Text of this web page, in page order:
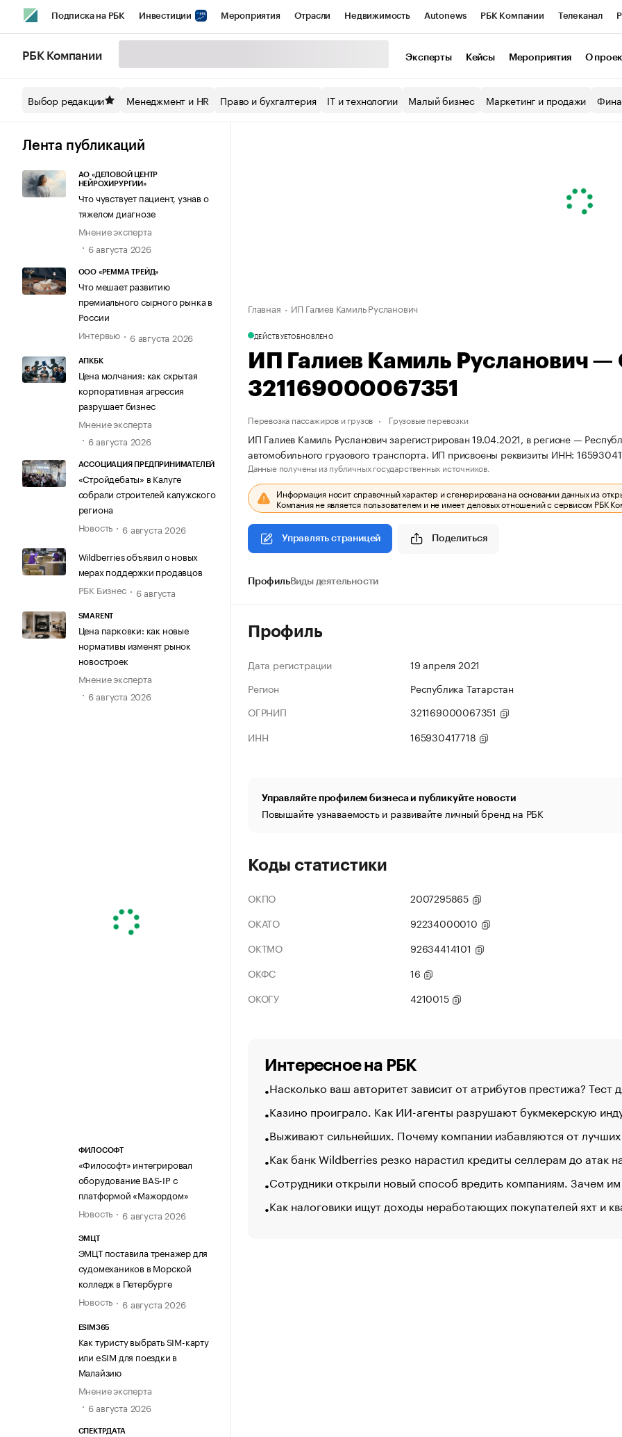
Подписка на РБК Инвестиции Мероприятия Отрасли Недвижимость Autonews РБК Компании Телеканал
Спецпроекты СПб Конференции СПб Спецпроекты Экономика Бизнес
Технологии и медиа
РБК Компании Эксперты Кейсы Мероприятия О
Выбор редакции Менеджмент и HR Право и бухгалтерия IT и технологии Малый бизнес Маркетинг и продажи
Лента публикаций
АО «ДЕЛОВОЙ ЦЕНТР
НЕЙРОХИРУРГИИ»
Что чувствует пациент, узнав о
тяжелом диагнозе
Мнение эксперта
6 августа 2026
ООО «РЕММА ТРЕЙД»
Что мешает развитию
премиального сырного рынка в
России
Интервью
6 августа 2026
АПКБК
Цена молчания: как скрытая
корпоративная агрессия
разрушает бизнес
Мнение эксперта
6 августа 2026
АССОЦИАЦИЯ ПРЕДПРИНИМАТЕЛЕЙ
«Стройдебаты» в Калуге
собрали строителей калужского
региона
Новость
6 августа 2026
Wildberries объявил о новых
мерах поддержки продавцов
РБК Бизнес
6 августа
SMARENT
Цена парковки: как новые
нормативы изменят рынок
новостроек
Мнение эксперта
6 августа 2026
ФИЛОСОФТ
«Философт» интегрировал
оборудование BAS-IP с
платформой «Мажордом»
Новость
6 августа 2026
ЭМЦТ
ЭМЦТ поставила тренажер для
судомехаников в Морской
колледж в Петербурге
Новость
6 августа 2026
ESIM365
Как туристу выбрать SIM-карту
или eSIM для поездки в
Малайзию
Мнение эксперта
6 августа 2026
СПЕКТРДАТА
Главная ИП Галиев Камиль Русланович
ДЕЙСТВУЕТОБНОВЛЕНО
ИП Галиев Камиль Русланович
321169000067351
Перевозка пассажиров и грузов Грузовые перевозки
ИП Галиев Камиль Русланович зарегистрирован 19.04.2021, в регионе —
автомобильного грузового транспорта. ИП присвоены реквизиты ИНН:
Данные получены из публичных государственных источников.
Информация носит справочный характер и сгенерирована на основании данных из
Компания не является пользователем и не имеет деловых отношений с сервисом РБК
Управлять страницей Поделиться
ПрофильВиды деятельности
Профиль
Дата регистрации
19 апреля 2021
Регион
Республика Татарстан
ОГРНИП
321169000067351
ИНН
165930417718
Управляйте профилем бизнеса и публикуйте новости
Повышайте узнаваемость и развивайте личный бренд на РБК
Коды статистики
ОКПО
2007295865
ОКАТО
92234000010
ОКТМО
92634414101
ОКФС
16
ОКОГУ
4210015
Интересное на РБК
Насколько ваш авторитет зависит от атрибутов престижа? Тест
Казино проиграло. Как ИИ-агенты разрушают букмекерскую
Выживают сильнейших. Почему компании избавляются от лучших
Как банк Wildberries резко нарастил кредиты селлерам до атак
Сотрудники открыли новый способ вредить компаниям. Зачем
Как налоговики ищут доходы неработающих покупателей яхт и